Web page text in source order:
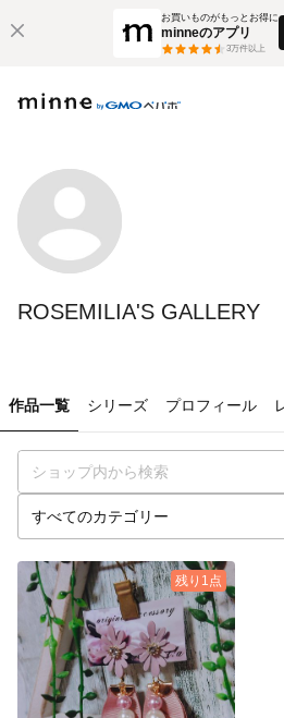
お買いものがもっとお得に
minneのアプリ
3万件以上
ROSEMILIA'S GALLERY
作品一覧 シリーズ プロフィール
残り1点